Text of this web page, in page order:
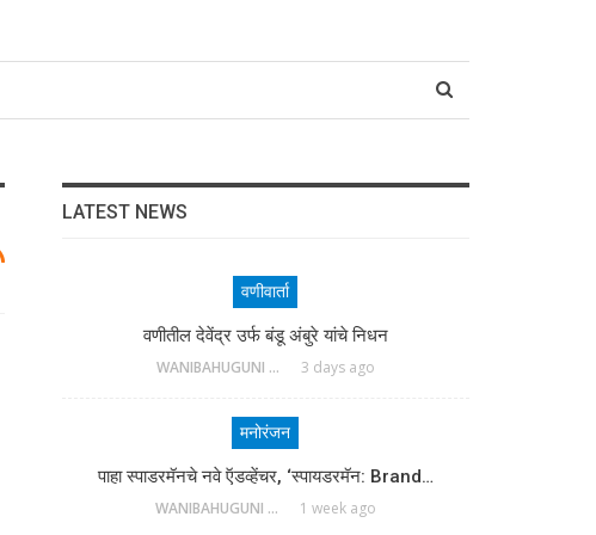
LATEST NEWS
वणीवार्ता
वणीतील देवेंद्र उर्फ बंडू अंबुरे यांचे निधन
WANIBAHUGUNI DESK 3 days ago
मनोरंजन
पाहा स्पाडरमॅनचे नवे ऍडव्हेंचर, ‘स्पायडरमॅन: Brand…
WANIBAHUGUNI DESK 1 week ago